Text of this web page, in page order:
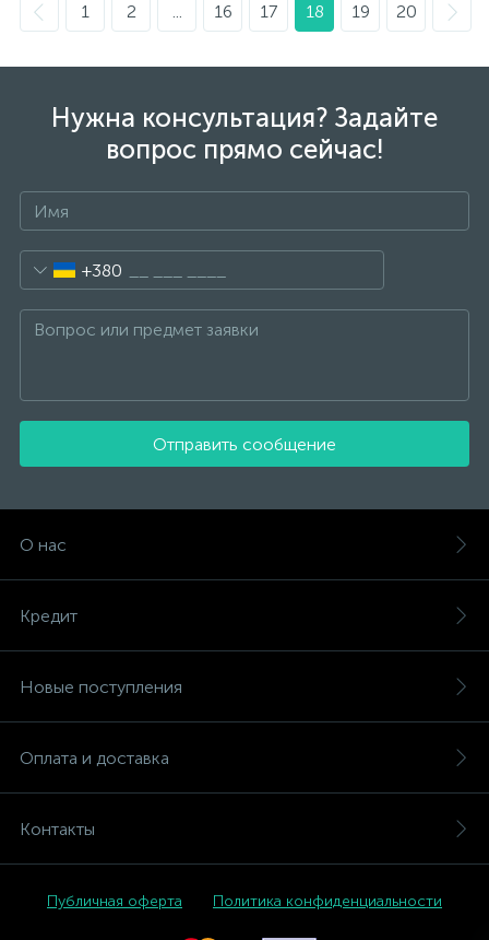
1 2 ... 16 17 18 19 20
Нужна консультация? Задайте
вопрос прямо сейчас!
+380
Отправить сообщение
О нас
Кредит
Новые поступления
Оплата и доставка
Контакты
Публичная оферта Политика конфиденциальности